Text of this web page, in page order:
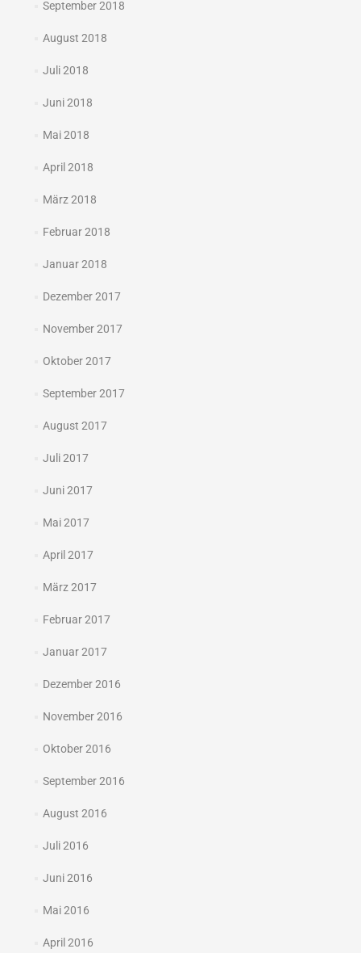
September 2018
August 2018
Juli 2018
Juni 2018
Mai 2018
April 2018
März 2018
Februar 2018
Januar 2018
Dezember 2017
November 2017
Oktober 2017
September 2017
August 2017
Juli 2017
Juni 2017
Mai 2017
April 2017
März 2017
Februar 2017
Januar 2017
Dezember 2016
November 2016
Oktober 2016
September 2016
August 2016
Juli 2016
Juni 2016
Mai 2016
April 2016